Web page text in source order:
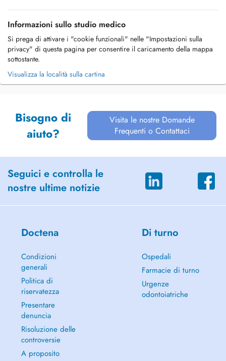
Informazioni sullo studio medico
Si prega di attivare i "cookie funzionali" nelle "Impostazioni sulla
privacy" di questa pagina per consentire il caricamento della mappa
sottostante.
Visualizza la località sulla cartina
Bisogno di
aiuto?
Visita le nostre Domande
Frequenti o Contattaci
Seguici e controlla le
nostre ultime notizie
Doctena
Condizioni
generali
Politica di
riservatezza
Presentare
denuncia
Risoluzione delle
controversie
A proposito
Di turno
Ospedali
Farmacie di turno
Urgenze
odontoiatriche